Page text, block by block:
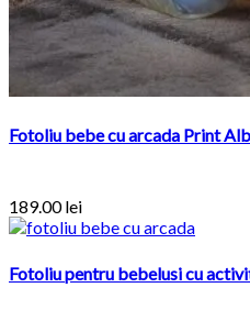
Fotoliu bebe cu arcada Print
189.00 lei
Fotoliu pentru bebelusi cu